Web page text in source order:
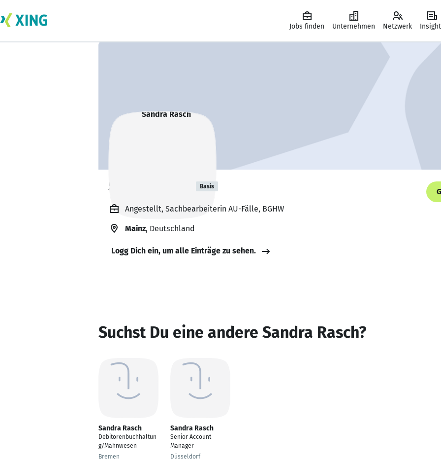
Jobs finden Unternehmen Netzwerk
Sandra Rasch Basis
Angestellt, Sachbearbeiterin AU-Fälle, BGHW
Mainz, Deutschland
Logg Dich ein, um alle Einträge zu sehen.
Suchst Du eine andere Sandra Rasch?
Sandra Rasch
Debitorenbuchhaltun
g/Mahnwesen
Bremen
Sandra Rasch
Senior Account
Manager
Düsseldorf